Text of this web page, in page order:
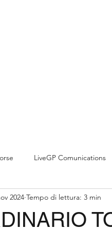
LiveGP Comunications
2024 Tempo di lettura: 3 min